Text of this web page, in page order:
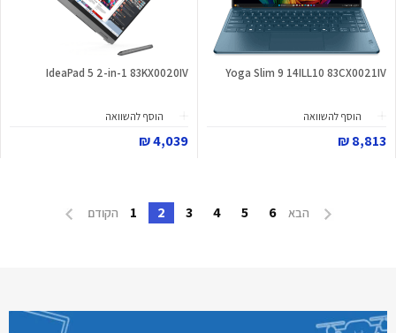
Yoga Slim 9 14ILL10 83CX0021IV
הוסף להשוואה
8,813 ₪
IdeaPad 5 2-in-1 83KX0020IV
הוסף להשוואה
4,039 ₪
הבא 6
5
4
3
2
1 הקודם